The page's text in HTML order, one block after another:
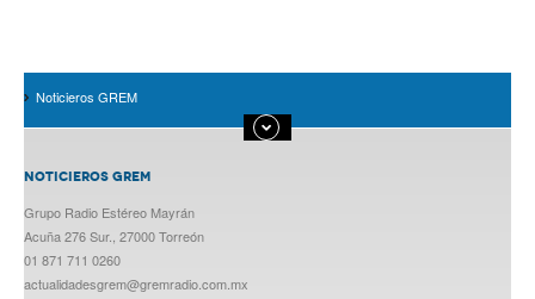
Noticieros GREM
NOTICIEROS GREM
Grupo Radio Estéreo Mayrán
Acuña 276 Sur., 27000 Torreón
01 871 711 0260
actualidadesgrem@gremradio.com.mx